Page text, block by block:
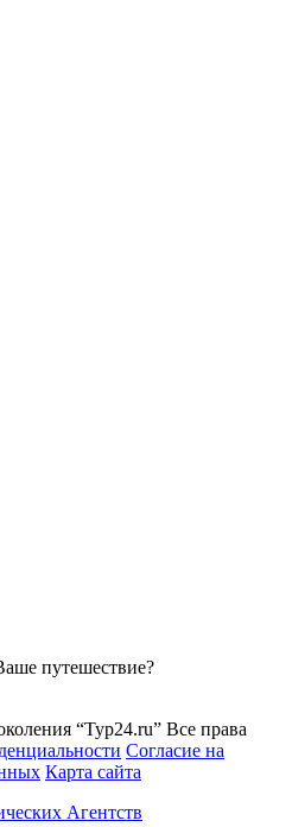
путешествие?
“Тур24.ru” Все права
Согласие на
Карта сайта